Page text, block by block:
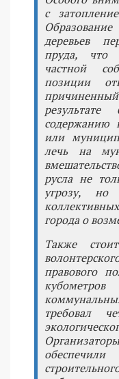
с
деревьев
пруда, что
частной
позиции
содержанию
или
лечь на
русла не
угрозу, но
города о
Также
правового
требовал